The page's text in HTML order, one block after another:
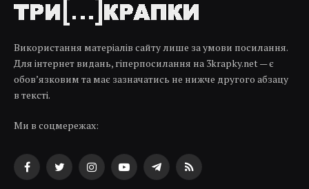
Використання матеріалів сайту лише за умови посилання.
Для інтернет видань, гіперпосилання на 3krapky.net — є
обов’язковим та має зазначатись не нижче другого абзацу
в тексті.
Ми в соцмережах:
FacebookTwitterInstagramYouTubeTelegramRSS